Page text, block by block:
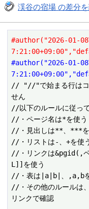
渓谷の宿場 の差分
#author("2026-01-
#author("2026-01-
// "//"で始まる行はコ
せん
//以下のルールに従っ
//・ページ名は*を使う
//・見出しは**、***を
//・リストは-、+を使
//・リンクは&pgid(,
L]]を使う
//・表は|a|b|、,a,b
//・その他のルールは
リンクで確認